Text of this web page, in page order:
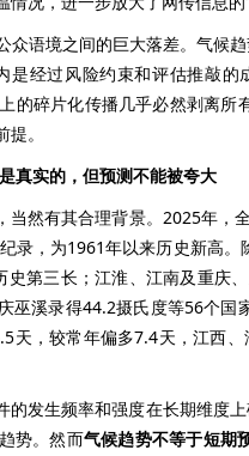
境之间的巨大落差。气候趋
是经过风险约束和评估推敲
上的碎片化传播几乎必然剥离
。
真实的，但预测不能被夸大
然有其合理背景。2025年，
录，为1961年以来历史新高
第三长；江淮、江南及重庆
巫溪录得44.2摄氏度等56个国
天，较常年偏多7.4天，江西
发生频率和强度在长期维度上
势。然而气候趋势不等于短期